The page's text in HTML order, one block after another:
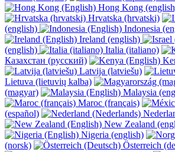
Hong Kong
Hrvatska (hrvatski)
(english)
Indonesia
Ireland (english)
(english)
Italia (italiano)
Казахстан (русский)
Latvija (latviešu)
Lietuva (lietuvių kalba)
(magyar)
Malaysia
Maroc (français)
(español)
New Zealand
Nigeria (english)
(norsk)
Österreich